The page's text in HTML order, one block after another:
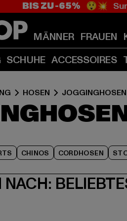
BIS ZU -65% 😲💥
MÄNNER FRAUEN
SCHUHE ACCESSOIRES
HOSEN JOGGINGHOSEN
CHINOS CORDHOSEN
NACH: